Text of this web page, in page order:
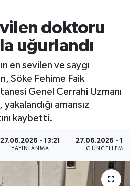
doktoru
uğurlandı
en sevilen ve saygı
Söke Fehime Faik
Genel Cerrahi Uzmanı
amansız
kaybetti.
27.06.2026 - 13:21
YAYINLANMA
27.06.2026 -
GÜNCELLEME